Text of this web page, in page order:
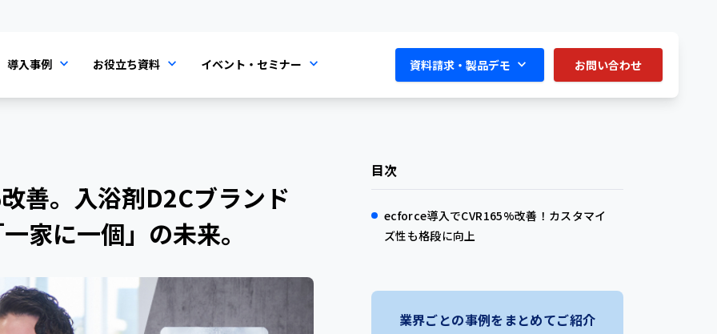
導入事例 お役立ち資料 イベント・セミナー 資料請求・製品デモ お問い合わせ
善。入浴剤D2Cブランド
家に一個」の未来。
目次
ecforce導入でCVR165%改善！カスタマイ
ズ性も格段に向上
業界ごとの事例をまとめてご紹介